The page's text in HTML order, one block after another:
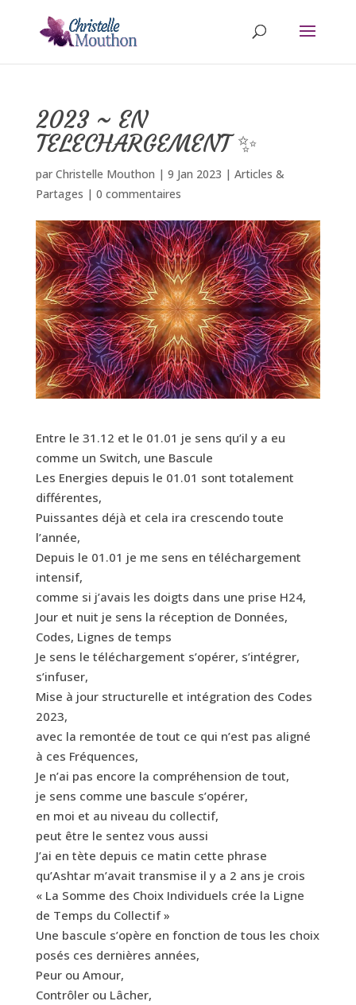
2023 ~ EN
TELECHARGEMENT ✨
par Christelle Mouthon | 9 Jan 2023 | Articles &
Partages | 0 commentaires
Entre le 31.12 et le 01.01 je sens qu’il y a eu
comme un Switch, une Bascule
Les Energies depuis le 01.01 sont totalement
différentes,
Puissantes déjà et cela ira crescendo toute
l’année,
Depuis le 01.01 je me sens en téléchargement
intensif,
comme si j’avais les doigts dans une prise H24,
Jour et nuit je sens la réception de Données,
Codes, Lignes de temps
Je sens le téléchargement s’opérer, s’intégrer,
s’infuser,
Mise à jour structurelle et intégration des Codes
2023,
avec la remontée de tout ce qui n’est pas aligné
à ces Fréquences,
Je n’ai pas encore la compréhension de tout,
je sens comme une bascule s’opérer,
en moi et au niveau du collectif,
peut être le sentez vous aussi
J’ai en tète depuis ce matin cette phrase
qu’Ashtar m’avait transmise il y a 2 ans je crois
« La Somme des Choix Individuels crée la Ligne
de Temps du Collectif »
Une bascule s’opère en fonction de tous les choix
posés ces dernières années,
Peur ou Amour,
Contrôler ou Lâcher,